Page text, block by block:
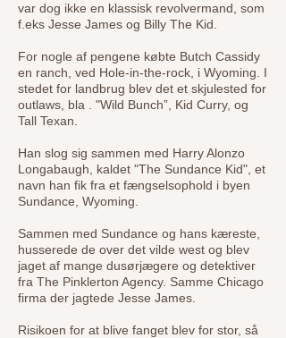
var dog ikke en klassisk revolvermand, som
f.eks Jesse James og Billy The Kid.
For nogle af pengene købte Butch Cassidy
en ranch, ved Hole-in-the-rock, i Wyoming. I
stedet for landbrug blev det et skjulested for
outlaws, bla . "Wild Bunch”, Kid Curry, og
Tall Texan.
Han slog sig sammen med Harry Alonzo
Longabaugh, kaldet "The Sundance Kid", et
navn han fik fra et fængselsophold i byen
Sundance, Wyoming.
Sammen med Sundance og hans kæreste,
husserede de over det vilde west og blev
jaget af mange dusørjægere og detektiver
fra The Pinklerton Agency. Samme Chicago
firma der jagtede Jesse James.
Risikoen for at blive fanget blev for stor, så